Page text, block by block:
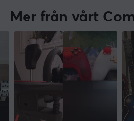
Mer från vårt